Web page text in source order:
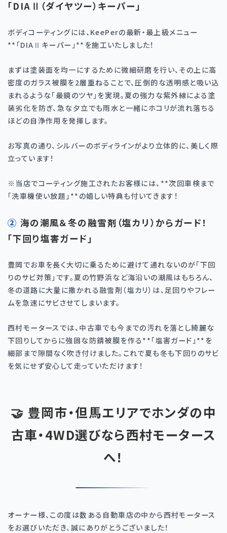
「DIAⅡ（ダイヤツー）キーパー」
ボディコーティングには、KeePerの最新・最上級メニュー
**「DIAⅡキーパー」**を施工いたしました！
まずは塗装面を均一にするために微細研磨を行い、その上に高
密度のガラス被膜を2層重ねることで、圧倒的な透明感と吸い込
まれるような「最鏡のツヤ」を実現。夏の強力な紫外線による塗
装劣化を防ぎ、急な夕立でも雨水と一緒にホコリが流れ落ちる
ほどの自浄作用を発揮します。
お写真の通り、シルバーのボディラインがより立体的に、美しく際
立っています！
※当店でコーティング施工されたお客様には、**次回車検まで
「洗車機使い放題」**の嬉しい特典も付いてきます！
② 海の潮風＆冬の融雪剤（塩カリ）からガード！
「下回り塩害ガード」
豊岡でお車を長く大切に乗るために避けて通れないのが「下回
りのサビ対策」です。夏の竹野浜など海沿いの潮風はもちろん、
冬の道路に大量に撒かれる融雪剤（塩カリ）は、足回りやフレー
ムを急速にサビさせてしまいます。
西村モータースでは、中古車でも今までの汚れを落とし綺麗な
下回りしてからに強固な防錆被膜を作る**「塩害ガード」**を
細部まで隙間なく吹き付けました。これで夏も冬も下回りのサビ
を気にせず安心して走っていただけます！
🤝 豊岡市・但馬エリアでホンダの中
古車・4WD選びなら西村モータース
へ！
オーナー様、この度は数ある自動車店の中から西村モータース
をお選びいただき、誠にありがとうございました！